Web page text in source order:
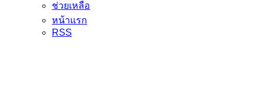
ช่วยเหลือ
หน้าแรก
RSS